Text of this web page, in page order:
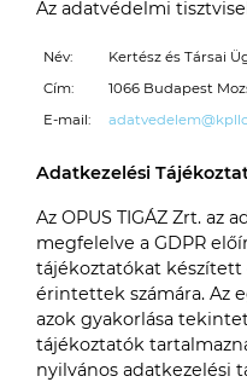
Az adatvédelmi
Név:
Kertész és Társai
Cím:
1066 Budapest
E-mail:
Adatkezelési
Az OPUS TIGÁZ Zrt. az
megfelelve a GDPR
tájékoztatókat
érintettek számára. Az
azok gyakorlása
tájékoztatók
nyilvános adatkezelési